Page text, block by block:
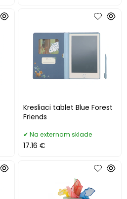
Kresliaci tablet Blue Forest
Friends
Na externom sklade
17.16 €